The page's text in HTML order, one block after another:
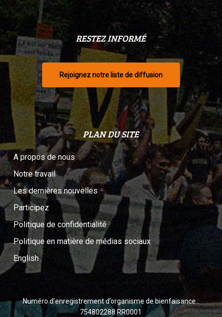
RESTEZ INFORMÉ
Rejoignez notre liste de diffusion
PLAN DU SITE
A propos de nous
Notre travail
Les dernières nouvelles
Participez
Politique de confidentialité
Politique en matière de médias sociaux
English
Numéro d’enregistrement d’organisme de bienfaisance :
754802288 RR0001